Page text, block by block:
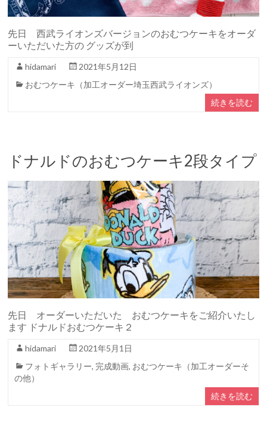
先日 西武ライオンズバージョンのおむつケーキをオーダ
ーいただいた方の グッズが到
hidamari
2021年5月12日
おむつケーキ（加工オーダー埼玉西武ライオンズ）
続きを読む
ドナルドのおむつケーキ2段タイプ
先日 オーダーいただいた おむつケーキをご紹介いたし
ます ドナルドおむつケーキ２
hidamari
2021年5月1日
フォトギャラリー, 完成動画, おむつケーキ（加工オーダーそ
の他）
続きを読む